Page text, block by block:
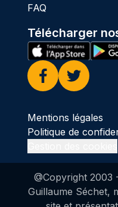
FAQ
Télécharger
Facebook
Twitter
Mentions légales
Politique de
@Copyright 2003
Guillaume Séchet,